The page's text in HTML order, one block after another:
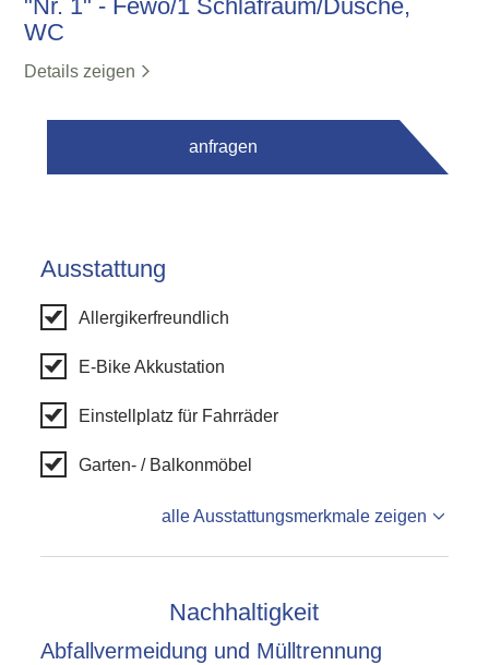
"Nr. 1" - Fewo/1 Schlafraum/Dusche,
WC
Details zeigen
anfragen
Ausstattung
Allergikerfreundlich
E-Bike Akkustation
Einstellplatz für Fahrräder
Garten- / Balkonmöbel
alle Ausstattungsmerkmale zeigen
Nachhaltigkeit
Abfallvermeidung und Mülltrennung